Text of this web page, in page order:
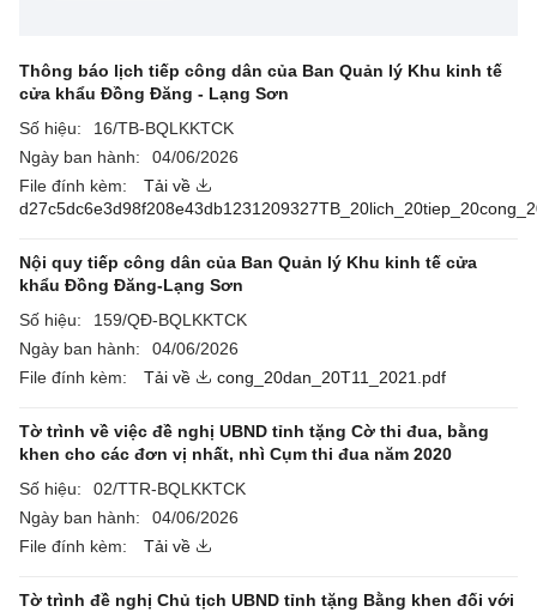
Thông báo lịch tiếp công dân của Ban Quản lý Khu kinh tế
cửa khẩu Đồng Đăng - Lạng Sơn
Số hiệu:
16/TB-BQLKKTCK
Ngày ban hành:
04/06/2026
File đính kèm:
Tải về
Nội quy tiếp công dân của Ban Quản lý Khu kinh tế cửa
khẩu Đồng Đăng-Lạng Sơn
Số hiệu:
159/QĐ-BQLKKTCK
Ngày ban hành:
04/06/2026
File đính kèm:
Tải về cong_20dan_20T11_2021.pdf
Tờ trình về việc đề nghị UBND tỉnh tặng Cờ thi đua, bằng
khen cho các đơn vị nhất, nhì Cụm thi đua năm 2020
Số hiệu:
02/TTR-BQLKKTCK
Ngày ban hành:
04/06/2026
File đính kèm:
Tải về
Tờ trình đề nghị Chủ tịch UBND tỉnh tặng Bằng khen đối với